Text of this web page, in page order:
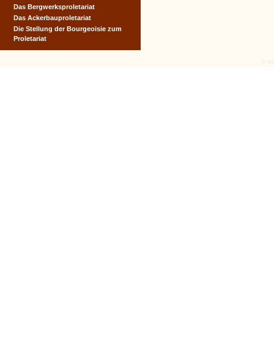
Das Bergwerksproletariat
Das Ackerbauproletariat
Die Stellung der Bourgeoisie zum
Proletariat